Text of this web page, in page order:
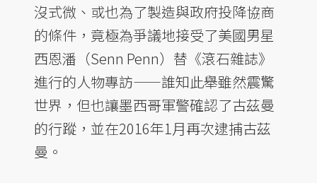
沒式微、或也為了製造與政府投降協商
的條件，竟極為爭議地接受了美國男星
西恩潘（Senn Penn）替《滾石雜誌》
進行的人物專訪——誰知此舉雖然震驚
世界，但也讓墨西哥軍警確認了古茲曼
的行蹤，並在2016年1月再次逮捕古茲
曼。